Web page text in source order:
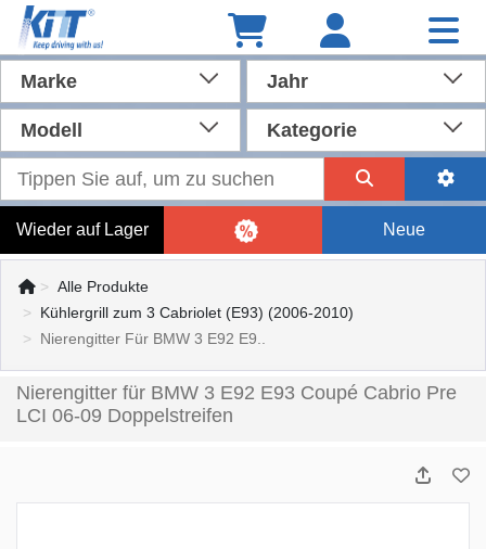
Marke Jahr
Modell Kategorie
Wieder auf Lager Neue
Alle Produkte
Kühlergrill zum 3 Cabriolet (E93) (2006-2010)
Nierengitter Für BMW 3 E92 E9..
Nierengitter für BMW 3 E92 E93 Coupé Cabrio Pre
LCI 06-09 Doppelstreifen